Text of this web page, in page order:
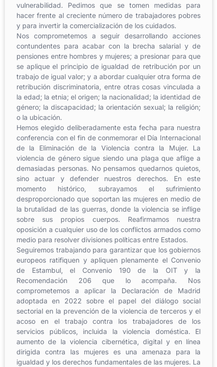
vulnerabilidad. Pedimos que se tomen medidas para
hacer frente al creciente número de trabajadores pobres
y para invertir la comercialización de los cuidados.
Nos comprometemos a seguir desarrollando acciones
contundentes para acabar con la brecha salarial y de
pensiones entre hombres y mujeres; a presionar para que
se aplique el principio de igualdad de retribución por un
trabajo de igual valor; y a abordar cualquier otra forma de
retribución discriminatoria, entre otras cosas vinculada a
la edad; la etnia; el origen; la nacionalidad; la identidad de
género; la discapacidad; la orientación sexual; la religión;
o la ubicación.
Hemos elegido deliberadamente esta fecha para nuestra
conferencia con el fin de conmemorar el Día Internacional
de la Eliminación de la Violencia contra la Mujer. La
violencia de género sigue siendo una plaga que aflige a
demasiadas personas. No pensamos quedarnos quietos,
sino actuar y defender nuestros derechos. En este
momento histórico, subrayamos el sufrimiento
desproporcionado que soportan las mujeres en medio de
la brutalidad de las guerras, donde la violencia se inflige
sobre sus propios cuerpos. Reafirmamos nuestra
oposición a cualquier uso de los conflictos armados como
medio para resolver divisiones políticas entre Estados.
Seguiremos trabajando para garantizar que los gobiernos
europeos ratifiquen y apliquen plenamente el Convenio
de Estambul, el Convenio 190 de la OIT y la
Recomendación 206 que lo acompaña. Nos
comprometemos a aplicar la Declaración de Madrid
adoptada en 2022 sobre el papel del diálogo social
sectorial en la prevención de la violencia de terceros y el
acoso en el trabajo contra los trabajadores de los
servicios públicos, incluida la violencia doméstica. El
aumento de la violencia cibernética, digital y en línea
dirigida contra las mujeres es una amenaza para la
igualdad y los derechos fundamentales de las mujeres. La